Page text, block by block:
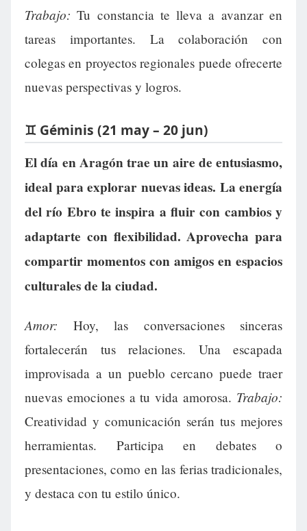
Trabajo: Tu constancia te lleva a avanzar en
tareas importantes. La colaboración con
colegas en proyectos regionales puede ofrecerte
nuevas perspectivas y logros.
♊ Géminis (21 may – 20 jun)
El día en Aragón trae un aire de entusiasmo,
ideal para explorar nuevas ideas. La energía
del río Ebro te inspira a fluir con cambios y
adaptarte con flexibilidad. Aprovecha para
compartir momentos con amigos en espacios
culturales de la ciudad.
Amor: Hoy, las conversaciones sinceras
fortalecerán tus relaciones. Una escapada
improvisada a un pueblo cercano puede traer
nuevas emociones a tu vida amorosa. Trabajo:
Creatividad y comunicación serán tus mejores
herramientas. Participa en debates o
presentaciones, como en las ferias tradicionales,
y destaca con tu estilo único.